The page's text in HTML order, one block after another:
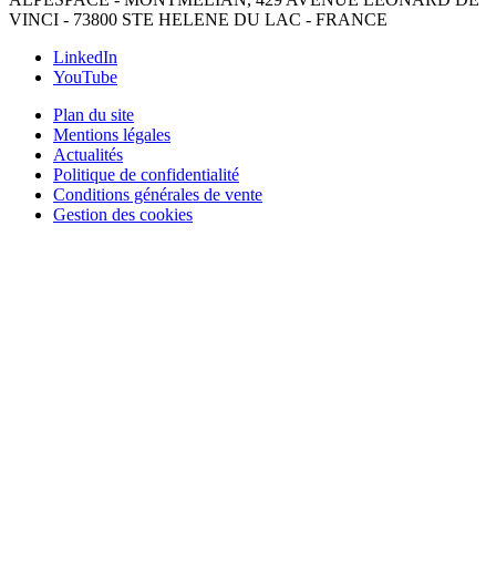
VINCI - 73800 STE HELENE DU LAC - FRANCE
LinkedIn
YouTube
Plan du site
Mentions légales
Actualités
Politique de confidentialité
Conditions générales de vente
Gestion des cookies